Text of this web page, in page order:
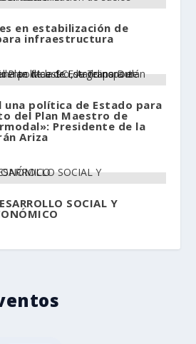
en estabilización de
infraestructura
una política de Estado para
del Plan Maestro de
Presidente de la
Ariza
SOCIAL Y